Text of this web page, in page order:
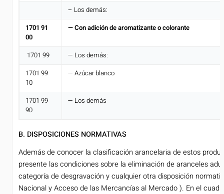
– Los demás:
1701 91
00
— Con adición de aromatizante o colorante
1701 99
— Los demás:
1701 99
10
— Azúcar blanco
1701 99
90
— Los demás
B. DISPOSICIONES NORMATIVAS
Además de conocer la clasificación arancelaria de estos
presente las condiciones sobre la eliminación de aranceles
categoría de desgravación y cualquier otra disposición
Nacional y Acceso de las Mercancías al Mercado ). En el